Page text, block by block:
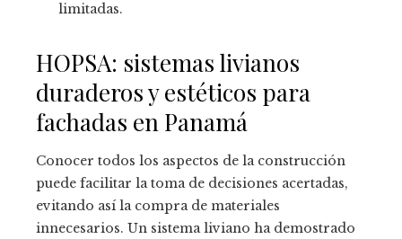
limitadas.
HOPSA: sistemas livianos
duraderos y estéticos para
fachadas en Panamá
Conocer todos los aspectos de la construcción
puede facilitar la toma de decisiones acertadas,
evitando así la compra de materiales
innecesarios. Un sistema liviano ha demostrado